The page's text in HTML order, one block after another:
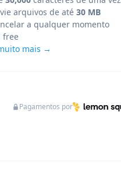
arquivos de até 30 MB
a qualquer momento
free
mais →
Pagamentos por